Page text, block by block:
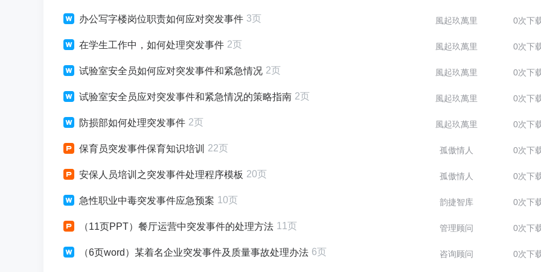
办公写字楼岗位职责如何应对突发事件 3页 風起玖萬里 0次下
在学生工作中，如何处理突发事件 2页 風起玖萬里 0次下
试验室安全员如何应对突发事件和紧急情况 2页 風起玖萬里 0次下
试验室安全员应对突发事件和紧急情况的策略指南 2页 風起玖萬里 0次下
防损部如何处理突发事件 2页 風起玖萬里 0次下
保育员突发事件保育知识培训 22页 孤傲情人 0次下
安保人员培训之突发事件处理程序模板 20页 孤傲情人 0次下
急性职业中毒突发事件应急预案 10页 韵捷智库 0次下
（11页PPT）餐厅运营中突发事件的处理方法 11页 管理顾问 0次下
（6页word）某着名企业突发事件及质量事故处理办法 6页 咨询顾问 0次下